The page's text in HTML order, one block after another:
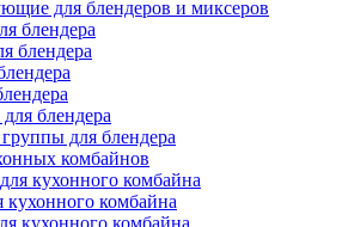
для блендеров и миксеров
блендера
блендера
блендера
для блендера
комбайнов
кухонного комбайна
комбайна